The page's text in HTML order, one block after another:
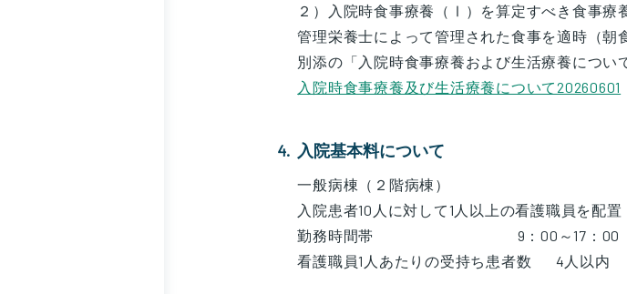
２）入院時食事療養（Ⅰ）を算定すべき食事療
管理栄養士によって管理された食事を適時（朝
別添の「入院時食事療養および生活療養につい
入院時食事療養及び生活療養について20260601
入院基本料について
一般病棟（２階病棟）
入院患者10人に対して1人以上の看護職員を配置
勤務時間帯 9：00～17：00 17：
看護職員1人あたりの受持ち患者数 4